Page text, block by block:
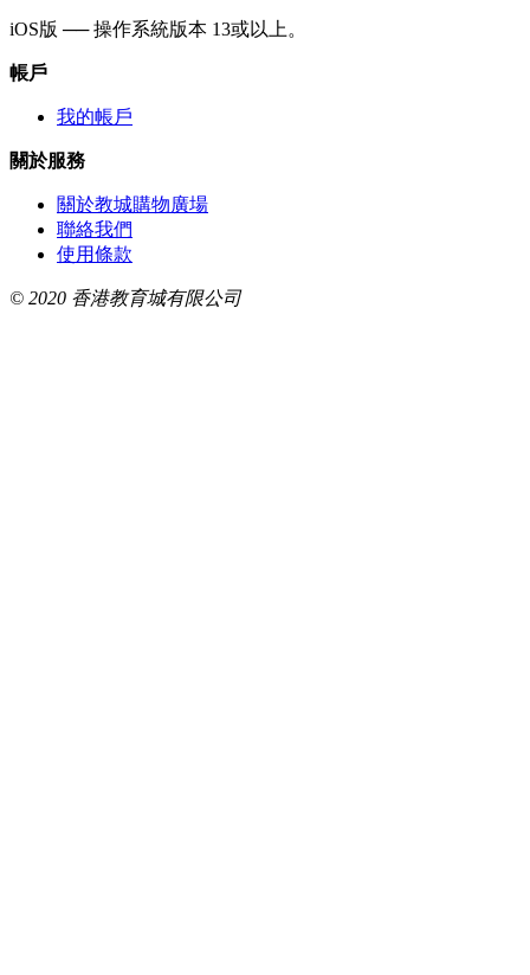
iOS版 ── 操作系統版本 13或以上。
帳戶
我的帳戶
關於服務
關於教城購物廣場
聯絡我們
使用條款
© 2020 香港教育城有限公司